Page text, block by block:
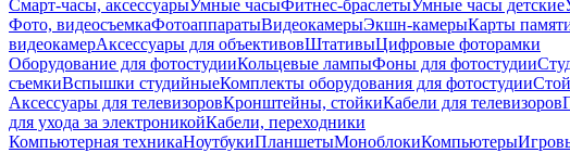
Смарт-часы, аксессуарыУмные часыФитнес-браслетыУмные часы детские
Фото, видеосъемкаФотоаппаратыВидеокамерыЭкшн-камерыКарты
видеокамерАксессуары для объективовШтативыЦифровые фоторамки
Оборудование для фотостудииКольцевые лампыФоны для фотостудии
съемкиВспышки студийныеКомплекты оборудования для фотостудии
Аксессуары для телевизоровКронштейны, стойкиКабели для телевизоров
для ухода за электроникойКабели, переходники
Компьютерная техникаНоутбукиПланшетыМоноблокиКомпьютеры